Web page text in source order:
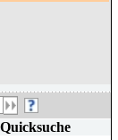
Quicksuche